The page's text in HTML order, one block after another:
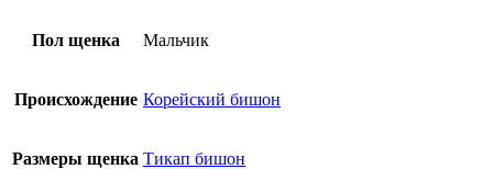
Пол щенка Мальчик
Происхождение Корейский бишон
Размеры щенка Тикап бишон